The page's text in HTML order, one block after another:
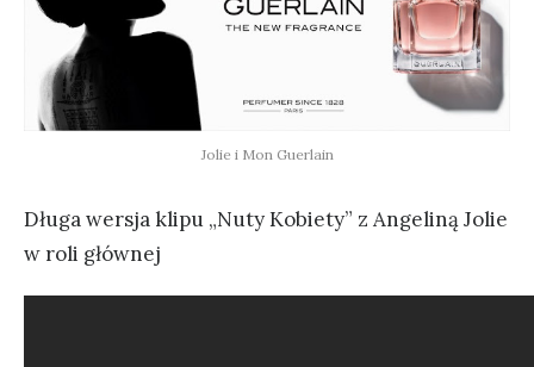
Jolie i Mon Guerlain
Długa wersja klipu „Nuty Kobiety” z Angeliną Jolie
w roli głównej